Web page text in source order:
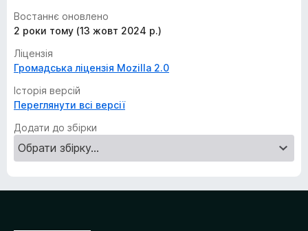
Востаннє оновлено
2 роки тому (13 жовт 2024 р.)
Ліцензія
Громадська ліцензія Mozilla 2.0
Історія версій
Переглянути всі версії
Додати до збірки